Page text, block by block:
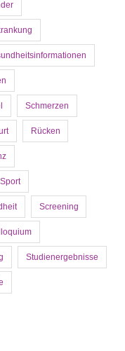
Schmerzen
Rücken
Sport
Screening
Studienergebnisse